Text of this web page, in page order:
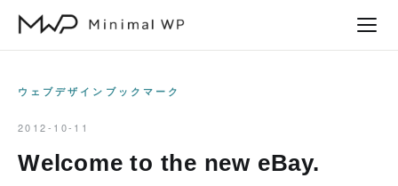
ウェブデザインブックマーク
2012-10-11
Welcome to the new eBay.